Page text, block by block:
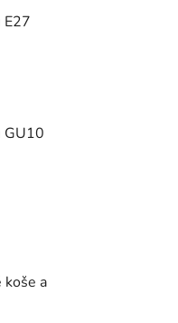
E27
GU10
koše a